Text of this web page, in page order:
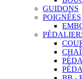
GUIDONS
POIGNÉES